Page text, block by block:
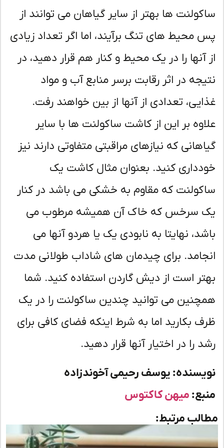
ها بهتر از سایر گیاهان می توانند از
محیط های تنگ برآیند، اما اگر تعداد زیادی
آنها را در یک محیط و کنار هم قرار دهید، در
در اثر رقابت برسر منابع آب و مواد
تعدادی از آنها از بین خواهند رفت.
بر این از کاشت ساکولنت ها با سایر
که نیازهای مراقبتی متفاوتی دارند نیز
کنید. بعنوان مثال کاشت یک
که مقاوم به خشکی می باشد در کنار
سرخس که خاک آن همیشه مرطوب می
نهایتا به نابودی یک یا هردو آنها می
برای چیدمان های شاداب طولانی مدت
است از دیش گاردن استفاده کنید. شما
می توانید چندین ساکولنت را در یک
بکارید اما به شرط اینکه فضای کافی برای
را در اختیار آنها قرار دهید.
یوسف رحیمی آخوندزاده
میهن کاکتوس
مرتبط: